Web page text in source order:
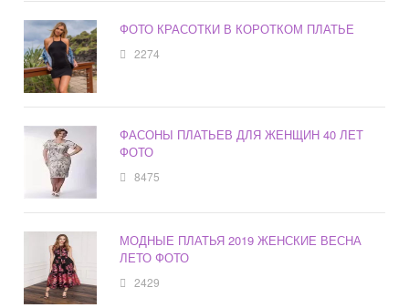
ФОТО КРАСОТКИ В КОРОТКОМ ПЛАТЬЕ
2274
ФАСОНЫ ПЛАТЬЕВ ДЛЯ ЖЕНЩИН 40 ЛЕТ
ФОТО
8475
МОДНЫЕ ПЛАТЬЯ 2019 ЖЕНСКИЕ ВЕСНА
ЛЕТО ФОТО
2429